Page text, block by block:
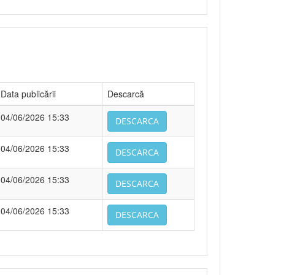
Data publicării
Descarcă
04/06/2026 15:33 DESCARCA
04/06/2026 15:33 DESCARCA
04/06/2026 15:33 DESCARCA
04/06/2026 15:33 DESCARCA